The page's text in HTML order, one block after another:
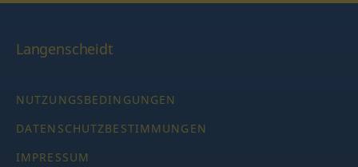
Langenscheidt
NUTZUNGSBEDINGUNGEN
DATENSCHUTZBESTIMMUNGEN
IMPRESSUM